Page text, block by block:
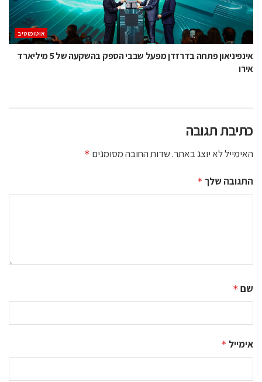
אוטומוטיב
אינפיניאון פתחה בדרזדן מפעל שבבי הספק בהשקעה של 5 מיליארד
אירו
כתיבת תגובה
האימייל לא יוצג באתר.שדות החובה מסומנים *
התגובה שלך *
שם *
אימייל *